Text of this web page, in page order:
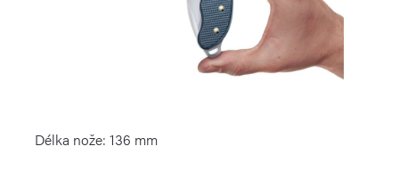
Délka nože: 136 mm